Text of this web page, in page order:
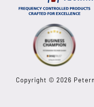
Copyright © 2026